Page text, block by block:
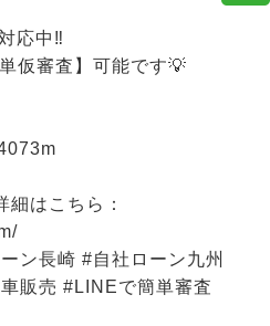
応中‼️
仮審査】可能です💡
細はこちら：
ン長崎 #自社ローン九州
販売 #LINEで簡単審査